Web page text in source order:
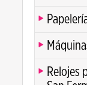
Relojes